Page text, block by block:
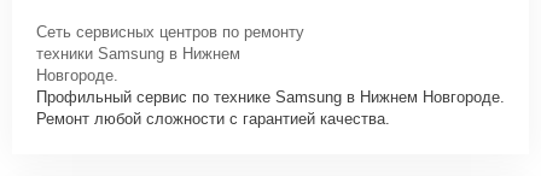
Сеть сервисных центров по ремонту
техники Samsung в Нижнем
Новгороде.
Профильный сервис по технике Samsung в Нижнем Новгороде.
Ремонт любой сложности с гарантией качества.